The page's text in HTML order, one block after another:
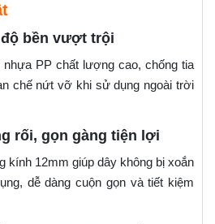
bền vượt trội
PP chất lượng cao, chống tia
chế nứt vỡ khi sử dụng ngoài trời
rối, gọn gàng tiện lợi
kính 12mm giúp dây không bị xoắn
dễ dàng cuộn gọn và tiết kiệm